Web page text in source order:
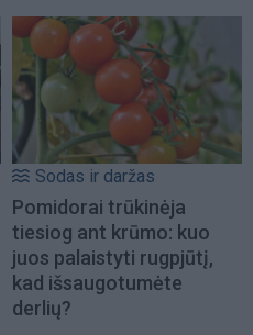
Sodas ir daržas
Pomidorai trūkinėja
tiesiog ant krūmo: kuo
juos palaistyti rugpjūtį,
kad išsaugotumėte
derlių?